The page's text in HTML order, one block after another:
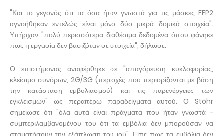
"Και το γεγονός ότι τα όσα ήταν γνωστά για τις μάσκες FFP2
αγνοήθηκαν εντελώς είναι μόνο δύο μικρά δομικά στοιχεία".
Υπήρχαν "πολύ περισσότερα διαθέσιμα δεδομένα όπου φάνηκε
πως η εργασία δεν βασιζόταν σε στοιχεία", δήλωσε.
Ο επιστήμονας αναφέρθηκε σε "απαγόρευση κυκλοφορίας,
κλείσιμο συνόρων, 2G/3G (περιοχές που περιορίζονται με βάση
την κατάσταση εμβολιασμού) και τις παρενέργειες των
εγκλεισμών" ως περαιτέρω παραδείγματα αυτού. Ο Stöhr
σημείωσε ότι "όλα αυτά είναι πράγματα που ήταν γνωστά -
συμπεριλαμβανομένου του ότι τα εμβόλια δεν μπορούσαν να